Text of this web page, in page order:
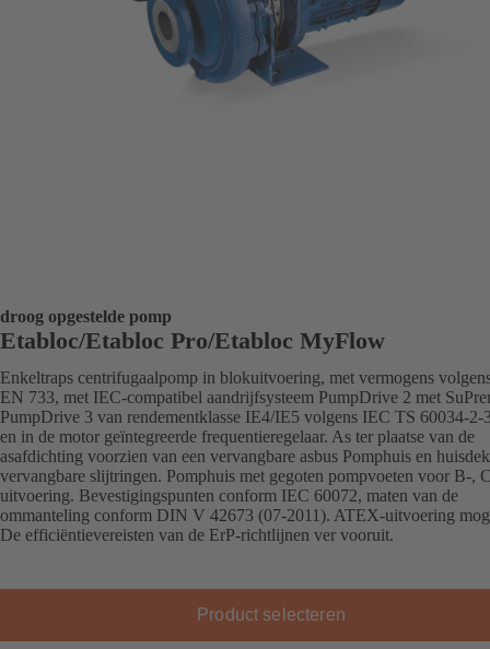
droog opgestelde pomp
Etabloc/Etabloc Pro/Etabloc MyFlow
Enkeltraps centrifugaalpomp in blokuitvoering, met vermogens
EN 733, met IEC-compatibel aandrijfsysteem PumpDrive 2 met
PumpDrive 3 van rendementklasse IE4/IE5 volgens IEC TS 60034-2-
en in de motor geïntegreerde frequentieregelaar. As ter plaatse van de
asafdichting voorzien van een vervangbare asbus Pomphuis en
vervangbare slijtringen. Pomphuis met gegoten pompvoeten voor B-,
uitvoering. Bevestigingspunten conform IEC 60072, maten van de
ommanteling conform DIN V 42673 (07-2011). ATEX-uitvoering
De efficiëntievereisten van de ErP-richtlijnen ver vooruit.
Product selecteren